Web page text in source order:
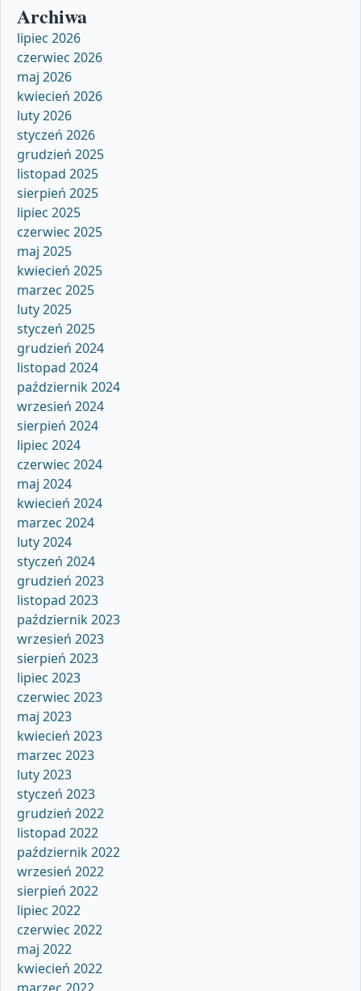
Archiwa
lipiec 2026
czerwiec 2026
maj 2026
kwiecień 2026
luty 2026
styczeń 2026
grudzień 2025
listopad 2025
sierpień 2025
lipiec 2025
czerwiec 2025
maj 2025
kwiecień 2025
marzec 2025
luty 2025
styczeń 2025
grudzień 2024
listopad 2024
październik 2024
wrzesień 2024
sierpień 2024
lipiec 2024
czerwiec 2024
maj 2024
kwiecień 2024
marzec 2024
luty 2024
styczeń 2024
grudzień 2023
listopad 2023
październik 2023
wrzesień 2023
sierpień 2023
lipiec 2023
czerwiec 2023
maj 2023
kwiecień 2023
marzec 2023
luty 2023
styczeń 2023
grudzień 2022
listopad 2022
październik 2022
wrzesień 2022
sierpień 2022
lipiec 2022
czerwiec 2022
maj 2022
kwiecień 2022